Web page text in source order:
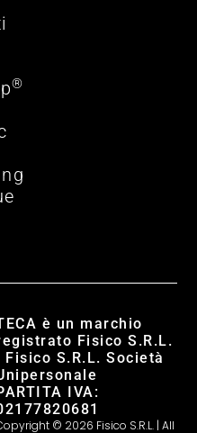
®
è un marchio
Fisico S.R.L.
| Fisico S.R.L. Società
IVA:
© 2026 Fisico S.R.L. | All